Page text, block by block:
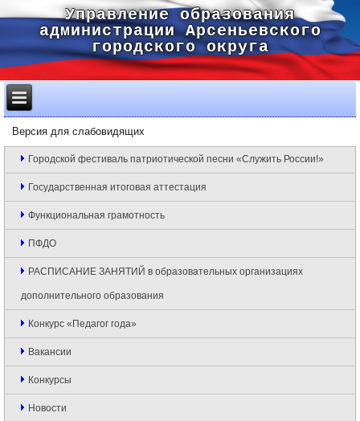
Управление образования
администрации Арсеньевского
городского округа
Версия для слабовидящих
Городской фестиваль патриотической песни «Служить России!»
Государственная итоговая аттестация
Функциональная грамотность
ПФДО
РАСПИСАНИЕ ЗАНЯТИЙ в образовательных организациях
дополнительного образования
Конкурс «Педагог года»
Вакансии
Конкурсы
Новости